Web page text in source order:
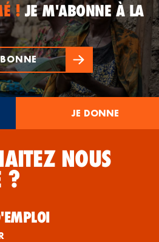
!JE M'ABONNE À LA
JE DONNE
NOUS
?